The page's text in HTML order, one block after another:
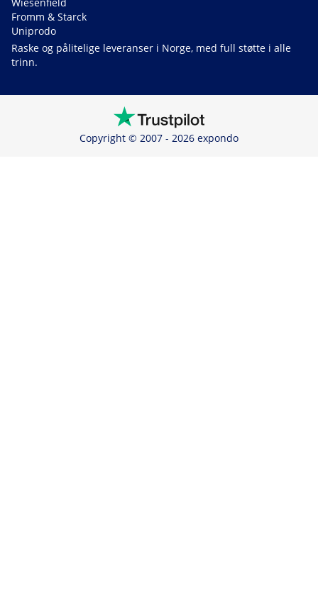
Fromm & Starck
Uniprodo
Raske og pålitelige leveranser i Norge, med full støtte i alle
trinn.
Copyright © 2007 - 2026 expondo